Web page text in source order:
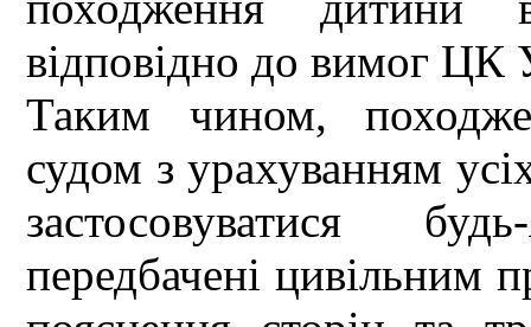
відповідно до вимог ЦК
Таким чином,
судом з урахуванням
застосовуватися
передбачені цивільним